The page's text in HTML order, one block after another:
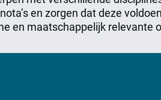
en zorgen dat deze
en maatschappelijk relevante